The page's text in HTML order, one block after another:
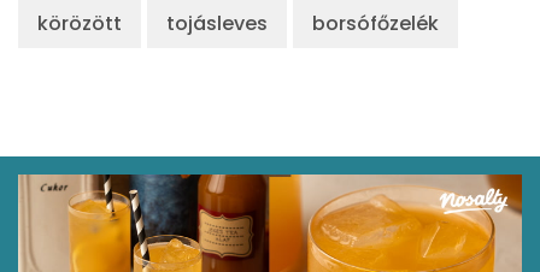
körözött tojásleves borsófőzelék